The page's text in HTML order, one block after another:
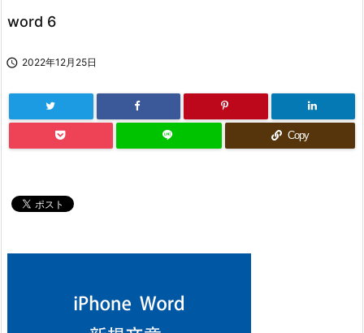
word 6
 2022年12月25日
Copy